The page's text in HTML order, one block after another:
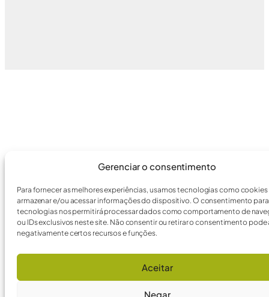
Gerenciar o consentimento
Para fornecer as melhores experiências, usamos tecnologias como cookies
armazenar e/ou acessar informações do dispositivo. O consentimento para
tecnologias nos permitirá processar dados como comportamento de
ou IDs exclusivos neste site. Não consentir ou retirar o consentimento
negativamente certos recursos e funções.
Aceitar
Negar